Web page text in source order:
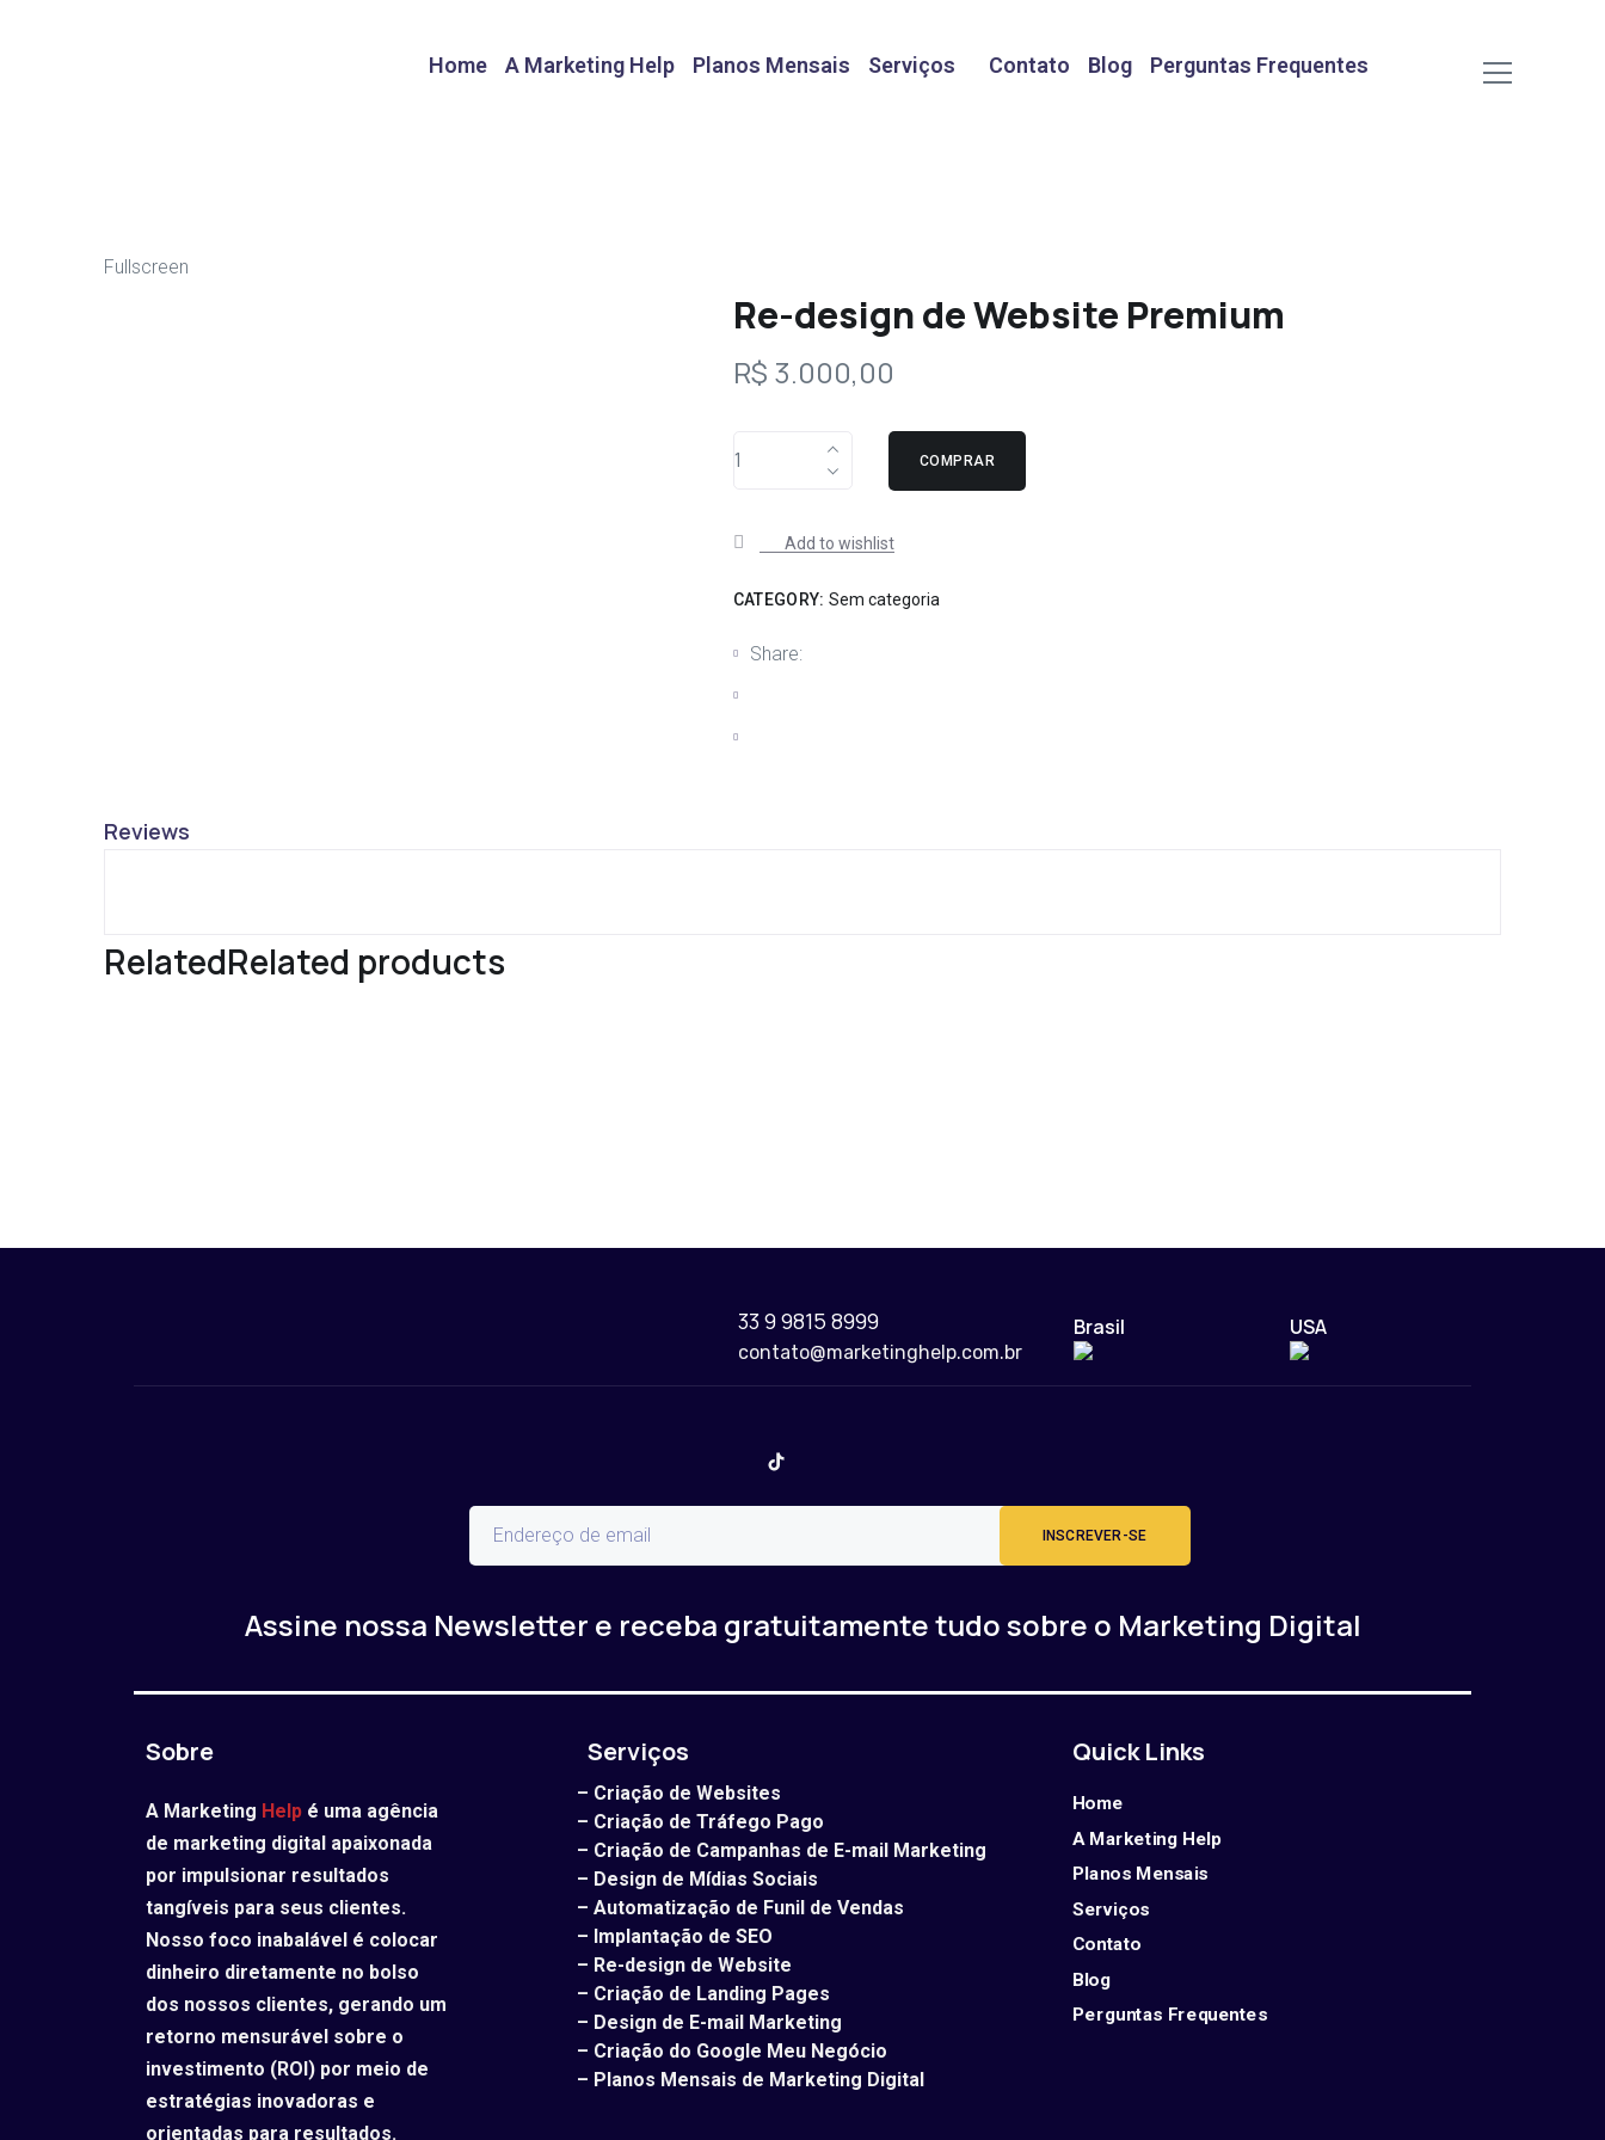
Home A Marketing Help Planos Mensais Serviços Contato Blog Perguntas Frequentes
Fullscreen
Re-design de Website Premium
R$ 3.000,00
COMPRAR
Add to wishlist
CATEGORY: Sem categoria
Share:
Reviews
RelatedRelated products
33 9 9815 8999
contato@marketinghelp.com.br
Brasil USA
Assine nossa Newsletter e receba gratuitamente tudo sobre o Marketing Digital
Sobre
A Marketing Help é uma agência
de marketing digital apaixonada
por impulsionar resultados
tangíveis para seus clientes.
Nosso foco inabalável é colocar
dinheiro diretamente no bolso
dos nossos clientes, gerando um
retorno mensurável sobre o
investimento (ROI) por meio de
estratégias inovadoras e
orientadas para resultados.
Serviços
– Criação de Websites
– Criação de Tráfego Pago
– Criação de Campanhas de E-mail Marketing
– Design de Mídias Sociais
– Automatização de Funil de Vendas
– Implantação de SEO
– Re-design de Website
– Criação de Landing Pages
– Design de E-mail Marketing
– Criação do Google Meu Negócio
– Planos Mensais de Marketing Digital
Quick Links
Home
A Marketing Help
Planos Mensais
Serviços
Contato
Blog
Perguntas Frequentes